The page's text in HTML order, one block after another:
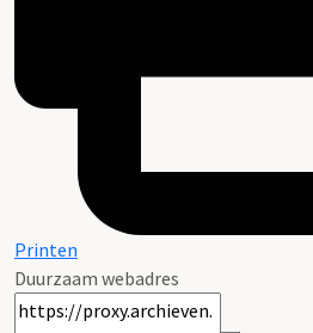
Printen
Duurzaam webadres